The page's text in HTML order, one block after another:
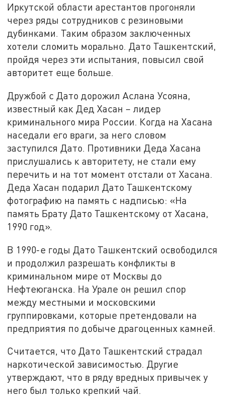
Иркутской области арестантов прогоняли
через ряды сотрудников с резиновыми
дубинками. Таким образом заключенных
хотели сломить морально. Дато Ташкентский,
пройдя через эти испытания, повысил свой
авторитет еще больше.
Дружбой с Дато дорожил Аслана Усояна,
известный как Дед Хасан – лидер
криминального мира России. Когда на Хасана
наседали его враги, за него словом
заступился Дато. Противники Деда Хасана
прислушались к авторитету, не стали ему
перечить и на тот момент отстали от Хасана.
Деда Хасан подарил Дато Ташкентскому
фотографию на память с надписью: «На
память Брату Дато Ташкентскому от Хасана,
1990 год».
В 1990-е годы Дато Ташкентский освободился
и продолжил разрешать конфликты в
криминальном мире от Москвы до
Нефтеюганска. На Урале он решил спор
между местными и московскими
группировками, которые претендовали на
предприятия по добыче драгоценных камней.
Считается, что Дато Ташкентский страдал
наркотической зависимостью. Другие
утверждают, что в ряду вредных привычек у
него был только крепкий чай.